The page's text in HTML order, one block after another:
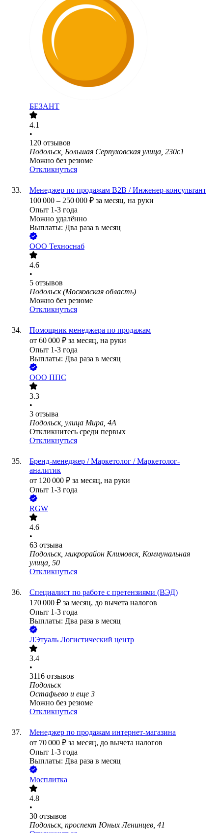
БЕЗАНТ
4.1
•
120 отзывов
Подольск, Большая Серпуховская улица, 230с1
Можно без резюме
Откликнуться
Менеджер по продажам B2B / Инженер-консультант
100 000 – 250 000 ₽ за месяц, на руки
Опыт 1-3 года
Можно удалённо
Выплаты: Два раза в месяц
ООО Техноснаб
4.6
•
5 отзывов
Подольск (Московская область)
Можно без резюме
Откликнуться
Помощник менеджера по продажам
от 60 000 ₽ за месяц, на руки
Опыт 1-3 года
Выплаты: Два раза в месяц
ООО ППС
3.3
•
3 отзыва
Подольск, улица Мира, 4А
Откликнитесь среди первых
Откликнуться
Бренд-менеджер / Маркетолог / Маркетолог-
аналитик
от 120 000 ₽ за месяц, на руки
Опыт 1-3 года
RGW
4.6
•
63 отзыва
Подольск, микрорайон Климовск, Коммунальная
улица, 50
Откликнуться
Специалист по работе с претензиями (ВЭД)
170 000 ₽ за месяц, до вычета налогов
Опыт 1-3 года
Выплаты: Два раза в месяц
ЛЭтуаль Логистический центр
3.4
•
3116 отзывов
Подольск
Остафьево и еще 3
Можно без резюме
Откликнуться
Менеджер по продажам интернет-магазина
от 70 000 ₽ за месяц, до вычета налогов
Опыт 1-3 года
Выплаты: Два раза в месяц
Мосплитка
4.8
•
30 отзывов
Подольск, проспект Юных Ленинцев, 41